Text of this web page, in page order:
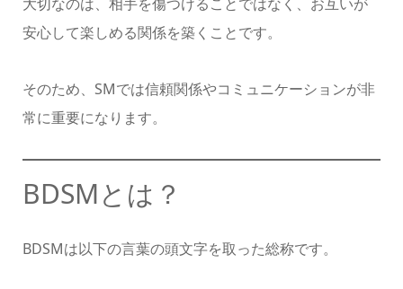
安心して楽しめる関係を築くことです。
そのため、SMでは信頼関係やコミュニケーションが非
常に重要になります。
BDSMとは？
BDSMは以下の言葉の頭文字を取った総称です。